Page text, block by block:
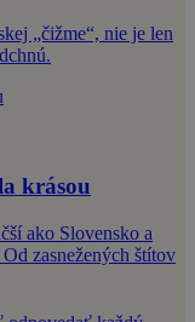
„čižme“, nie je len
krásou
ako Slovensko a
zasnežených štítov